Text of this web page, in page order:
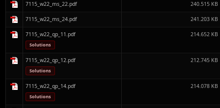
7115_w22_ms_22.pdf 240.515 KB
7115_w22_ms_24.pdf 241.203 KB
7115_w22_qp_11.pdf
Solutions
214.652 KB
7115_w22_qp_12.pdf
Solutions
212.745 KB
7115_w22_qp_14.pdf
Solutions
214.078 KB